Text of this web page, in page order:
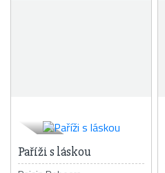
Paříži s láskou